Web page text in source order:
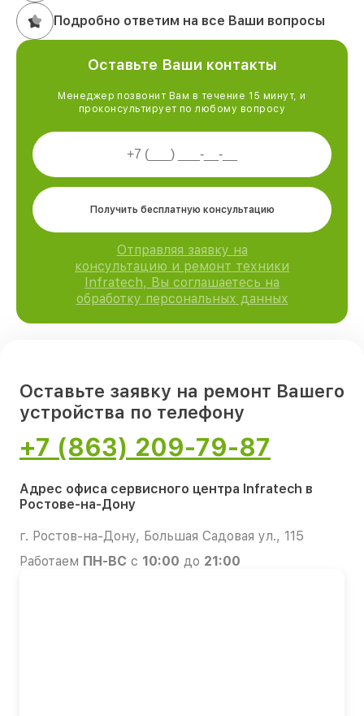
Подробно ответим на все Ваши вопросы
Оставьте Ваши контакты
Менеджер позвонит Вам в течение 15 минут, и
проконсультирует по любому вопросу
Получить бесплатную консультацию
Отправляя заявку на
консультацию и ремонт техники
Infratech, Вы соглашаетесь на
обработку персональных данных
Оставьте заявку на ремонт Вашего
устройства по телефону
+7 (863) 209-79-87
Адрес офиса сервисного центра Infratech в
Ростове-на-Дону
г. Ростов-на-Дону, Большая Садовая ул., 115
Работаем ПН-ВС с 10:00 до 21:00